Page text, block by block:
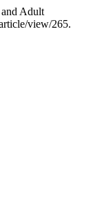
Adult
view/265.